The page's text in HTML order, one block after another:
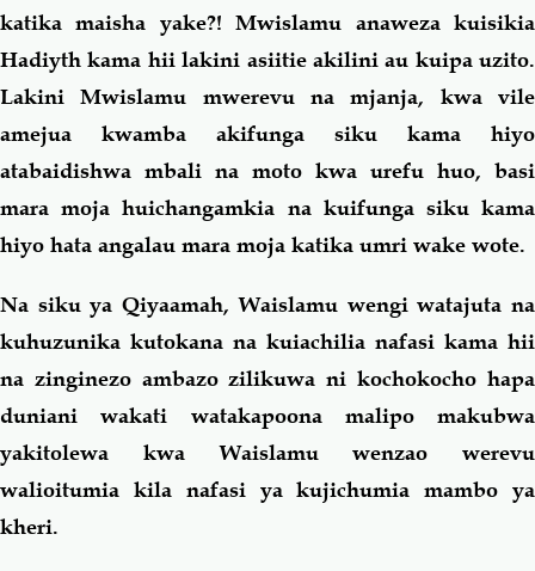
katika maisha yake?! Mwislamu anaweza kuisikia
Hadiyth kama hii lakini asiitie akilini au kuipa uzito.
Lakini Mwislamu mwerevu na mjanja, kwa vile
amejua kwamba akifunga siku kama hiyo
atabaidishwa mbali na moto kwa urefu huo, basi
mara moja huichangamkia na kuifunga siku kama
hiyo hata angalau mara moja katika umri wake wote.
Na siku ya Qiyaamah, Waislamu wengi watajuta na
kuhuzunika kutokana na kuiachilia nafasi kama hii
na zinginezo ambazo zilikuwa ni kochokocho hapa
duniani wakati watakapoona malipo makubwa
yakitolewa kwa Waislamu wenzao werevu
walioitumia kila nafasi ya kujichumia mambo ya
kheri.